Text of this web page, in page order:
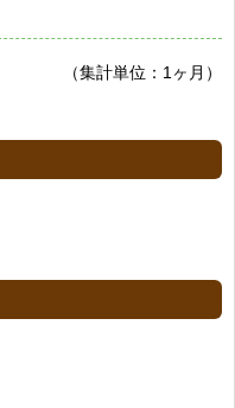
（集計単位：1ヶ月）